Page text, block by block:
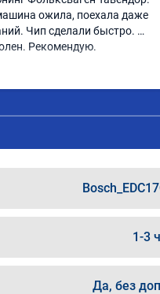
ожила, поехала даже
Чип сделали быстро.
Рекомендую.
1-3
Да, без